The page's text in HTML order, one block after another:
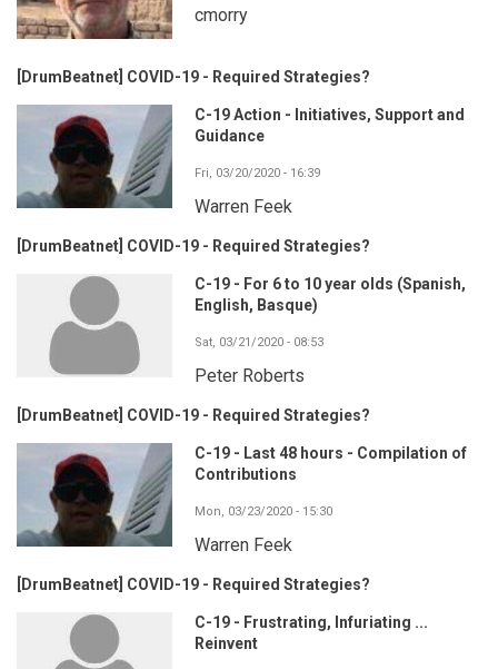
cmorry
[DrumBeatnet] COVID-19 - Required Strategies?
C-19 Action - Initiatives, Support and
Guidance
Fri, 03/20/2020 - 16:39
Warren Feek
[DrumBeatnet] COVID-19 - Required Strategies?
C-19 - For 6 to 10 year olds (Spanish,
English, Basque)
Sat, 03/21/2020 - 08:53
Peter Roberts
[DrumBeatnet] COVID-19 - Required Strategies?
C-19 - Last 48 hours - Compilation of
Contributions
Mon, 03/23/2020 - 15:30
Warren Feek
[DrumBeatnet] COVID-19 - Required Strategies?
C-19 - Frustrating, Infuriating ...
Reinvent